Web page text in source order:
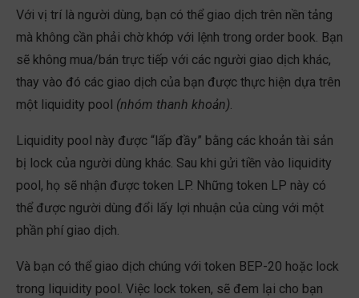
Với vị trí là người dùng, bạn có thể giao dịch trên nền tảng
mà không cần phải chờ khớp với lệnh trong order book. Bạn
sẽ không mua/bán trực tiếp với các người giao dịch khác,
thay vào đó các giao dịch của bạn được thực hiện dựa trên
một liquidity pool (nhóm thanh khoản).
Liquidity pool này được “lấp đầy” bằng các khoản tài sản
bị lock của người dùng khác. Sau khi gửi tiền vào liquidity
pool, họ sẽ nhận được token LP. Những token LP này có
thể được người dùng đổi lấy lợi nhuận của cùng với một
phần phí giao dịch.
Và bạn có thể giao dịch chúng với token BEP-20 hoặc lock
trong liquidity pool. Việc lock token, sẽ đem lại cho bạn